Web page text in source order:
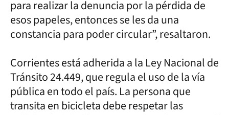
para realizar la denuncia por la pérdida de
esos papeles, entonces se les da una
constancia para poder circular”, resaltaron.
Corrientes está adherida a la Ley Nacional de
Tránsito 24.449, que regula el uso de la vía
pública en todo el país. La persona que
transita en bicicleta debe respetar las